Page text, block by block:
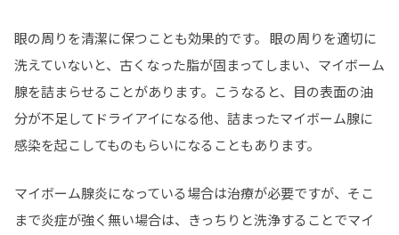
眼の周りを清潔に保つことも効果的です。 眼の周りを適切に
洗えていないと、古くなった脂が固まってしまい、マイボーム
腺を詰まらせることがあります。こうなると、目の表面の油
分が不足してドライアイになる他、詰まったマイボーム腺に
感染を起こしてものもらいになることもあります。
マイボーム腺炎になっている場合は治療が必要ですが、そこ
まで炎症が強く無い場合は、きっちりと洗浄することでマイ